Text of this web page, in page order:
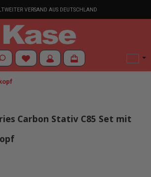
VERSAND AUS DEUTSCHLAND
Du hast 0 Produkte auf dem Merkzettel
Carbon Stativ C85 Set mit